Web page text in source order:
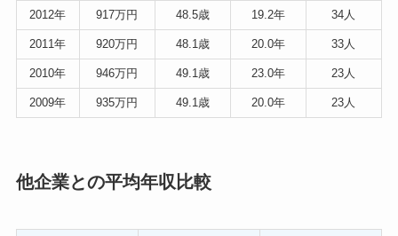
2012年 917万円 48.5歳 19.2年 34人
2011年 920万円 48.1歳 20.0年 33人
2010年 946万円 49.1歳 23.0年 23人
2009年 935万円 49.1歳 20.0年 23人
他企業との平均年収比較